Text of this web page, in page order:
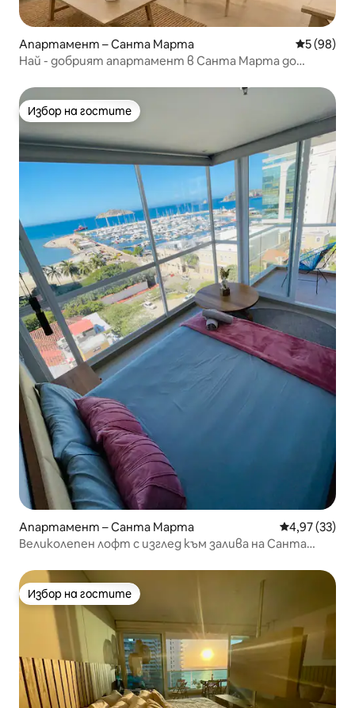
Апартамент – Санта Марта Средна
5 (98)
Най - добрият апартамент в Санта Марта до
Избор на гостите
Избор на гостите
Апартамент – Санта Марта Средна
4,97 (33)
Великолепен лофт с изглед към залива на Санта
Избор на гостите
Избор на гостите